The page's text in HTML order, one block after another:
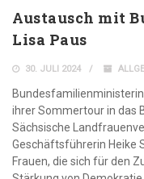
Austausch mit
Lisa Paus
30. JULI 2024
ihrer Sommertour in das
Sächsische
Geschäftsführerin Heike
Frauen, die sich für den